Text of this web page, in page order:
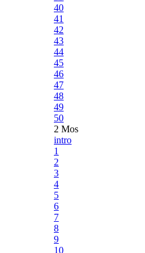
40
41
42
43
44
45
46
47
48
49
50
2 Mos
intro
1
2
3
4
5
6
7
8
9
10